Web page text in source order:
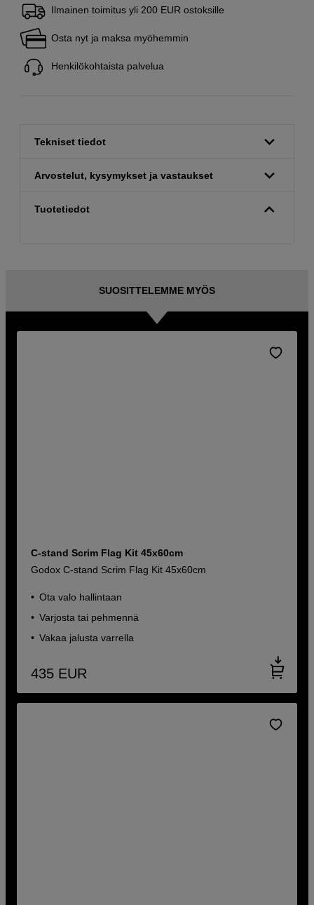
Ilmainen toimitus yli 200 EUR ostoksille
Osta nyt ja maksa myöhemmin
Henkilökohtaista palvelua
Tekniset tiedot
Arvostelut, kysymykset ja vastaukset
Tuotetiedot
SUOSITTELEMME MYÖS
C-stand Scrim Flag Kit 45x60cm
Godox C-stand Scrim Flag Kit 45x60cm
Ota valo hallintaan
Varjosta tai pehmennä
Vakaa jalusta varrella
435 EUR